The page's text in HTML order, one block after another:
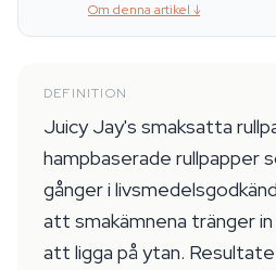
Om denna artikel ↓
DEFINITION
Juicy Jay's smaksatta
hampbaserade rullpapper
gånger i
att smakämnena tränger in
att ligga på ytan.